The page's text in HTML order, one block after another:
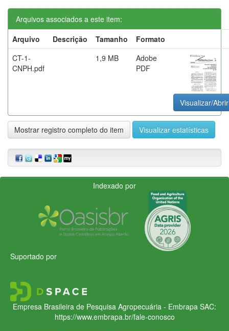
Arquivos associados a este item:
Arquivo
Descrição Tamanho
Formato
CT-1-
CNPH.pdf
1,9 MB
Adobe
PDF
Visualizar/Abrir
Mostrar registro completo do item Visualizar estatísticas
Indexado por
Suportado por
Empresa Brasileira de Pesquisa Agropecuária - Embrapa SAC:
https://www.embrapa.br/fale-conosco